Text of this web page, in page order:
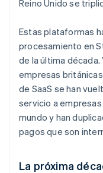
Reino Unido se
Estas plataformas
procesamiento en
de la última
empresas
de SaaS se han
servicio a
mundo y han
pagos que son
La próxima